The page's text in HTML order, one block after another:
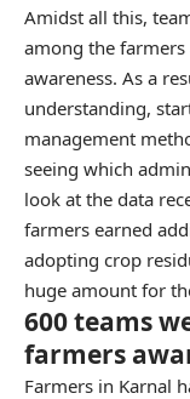
Amidst all this,
among the
awareness. As a
understanding,
management
seeing which
look at the data
farmers earned
adopting crop
huge amount for
600 teams
farmers
Farmers in Karnal